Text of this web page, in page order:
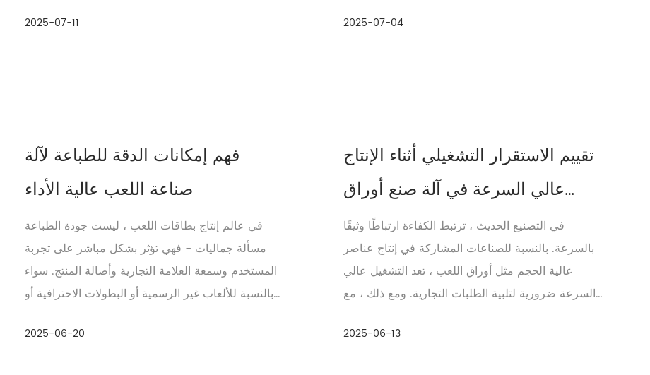
2025-07-11 2025-07-04
فهم إمكانات الدقة للطباعة لآلة
صناعة اللعب عالية الأداء
في عالم إنتاج بطاقات اللعب ، ليست جودة الطباعة
مسألة جماليات - فهي تؤثر بشكل مباشر على تجربة
المستخدم وسمعة العلامة التجارية وأصالة المنتج. سواء
بالنسبة للألعاب غير الرسمية أو البطولات الاحترافية أو
2025-06-20
تقييم الاستقرار التشغيلي أثناء الإنتاج
عالي السرعة في آلة صنع أوراق
اللعب
في التصنيع الحديث ، ترتبط الكفاءة ارتباطًا وثيقًا
بالسرعة. بالنسبة للصناعات المشاركة في إنتاج عناصر
عالية الحجم مثل أوراق اللعب ، تعد التشغيل عالي
السرعة ضرورية لتلبية الطلبات التجارية. ومع ذلك ، مع
2025-06-13